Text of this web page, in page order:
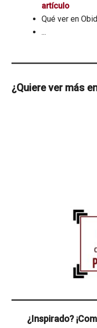
artículo
Qué ver en
...
¿Quiere ver más
¿Inspirado?